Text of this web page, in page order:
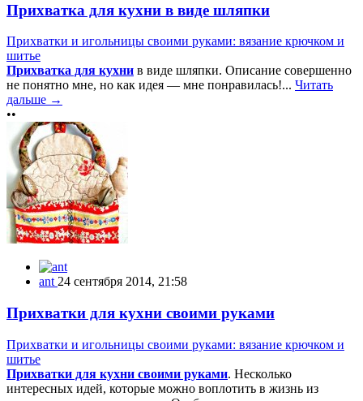
Прихватка для кухни в виде шляпки
Прихватки и игольницы своими руками: вязание крючком и
шитье
Прихватка для кухни в виде шляпки. Описание совершенно
не понятно мне, но как идея — мне понравилась!... Читать
дальше →
••
ant 24 сентября 2014, 21:58
Прихватки для кухни своими руками
Прихватки и игольницы своими руками: вязание крючком и
шитье
Прихватки для кухни своими руками. Несколько
интересных идей, которые можно воплотить в жизнь из